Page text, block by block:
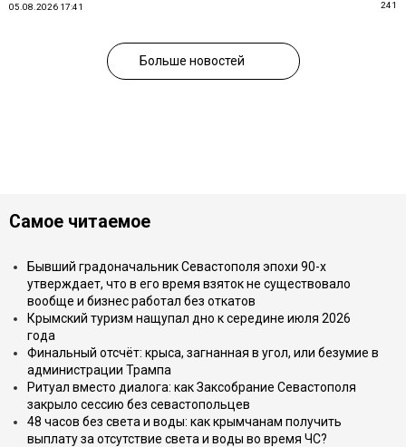
05.08.2026 17:41 241
Больше новостей
Самое читаемое
Бывший градоначальник Севастополя эпохи 90-х
утверждает, что в его время взяток не существовало
вообще и бизнес работал без откатов
Крымский туризм нащупал дно к середине июля 2026
года
Финальный отсчёт: крыса, загнанная в угол, или безумие в
администрации Трампа
Ритуал вместо диалога: как Заксобрание Севастополя
закрыло сессию без севастопольцев
48 часов без света и воды: как крымчанам получить
выплату за отсутствие света и воды во время ЧС?